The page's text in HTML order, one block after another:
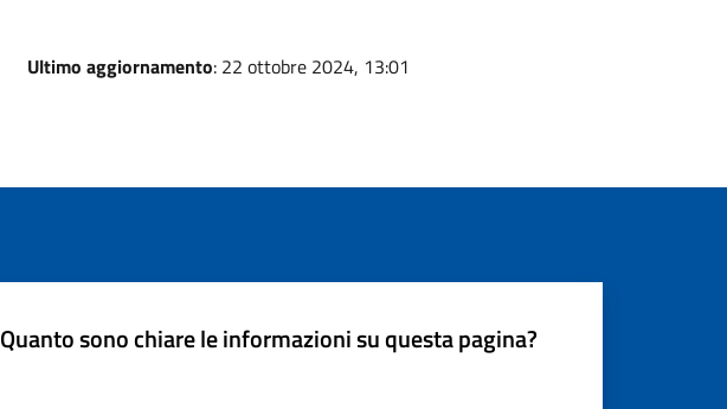
Ultimo aggiornamento: 22 ottobre 2024, 13:01
Quanto sono chiare le informazioni su questa pagina?